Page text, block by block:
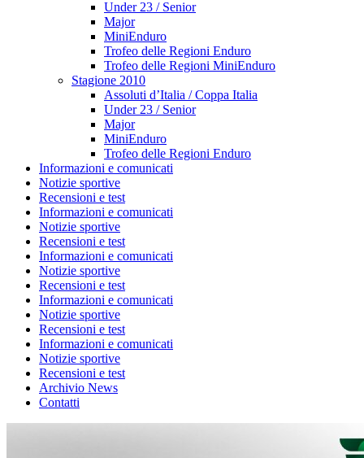
Under 23 / Senior
Major
MiniEnduro
Trofeo delle Regioni Enduro
Trofeo delle Regioni MiniEnduro
Stagione 2010
Assoluti d’Italia / Coppa Italia
Under 23 / Senior
Major
MiniEnduro
Trofeo delle Regioni Enduro
Informazioni e comunicati
Notizie sportive
Recensioni e test
Informazioni e comunicati
Notizie sportive
Recensioni e test
Informazioni e comunicati
Notizie sportive
Recensioni e test
Informazioni e comunicati
Notizie sportive
Recensioni e test
Informazioni e comunicati
Notizie sportive
Recensioni e test
Archivio News
Contatti